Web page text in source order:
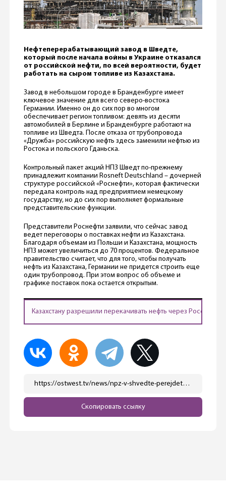
Нефтеперерабатывающий завод в Шведте,
который после начала войны в Украине отказался
от российской нефти, по всей вероятности, будет
работать на сыром топливе из Казахстана.
Завод в небольшом городе в Бранденбурге имеет
ключевое значение для всего северо-востока
Германии. Именно он до сих пор во многом
обеспечивает регион топливом: девять из десяти
автомобилей в Берлине и Бранденбурге работают на
топливе из Шведта. После отказа от трубопровода
«Дружба» российскую нефть здесь заменили нефтью из
Ростока и польского Гданьска.
Контрольный пакет акций НПЗ Шведт по-прежнему
принадлежит компании Rosneft Deutschland – дочерней
структуре российской «Роснефти», которая фактически
передала контроль над предприятием немецкому
государству, но до сих пор выполняет формальные
представительские функции.
Представители Роснефти заявили, что сейчас завод
ведет переговоры о поставках нефти из Казахстана.
Благодаря объемам из Польши и Казахстана, мощность
НПЗ может увеличиться до 70 процентов. Федеральное
правительство считает, что для того, чтобы получать
нефть из Казахстана, Германии не придется строить еще
один трубопровод. При этом вопрос об объеме и
графике поставок пока остается открытым.
Казахстану разрешили перекачивать нефть через Россию в
https://ostwest.tv/news/npz-v-shvedte-perejdet-na-neft-iz-kazahstana/
Скопировать ссылку